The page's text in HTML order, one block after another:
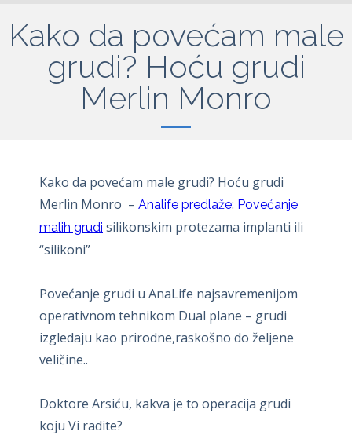
Kako da povećam male
grudi? Hoću grudi
Merlin Monro
Kako da povećam male grudi? Hoću grudi
Merlin Monro – Analife predlaže: Povećanje
malih grudi silikonskim protezama implanti ili
“silikoni”
Povećanje grudi u AnaLife najsavremenijom
operativnom tehnikom Dual plane – grudi
izgledaju kao prirodne,raskošno do željene
veličine..
Doktore Arsiću, kakva je to operacija grudi
koju Vi radite?